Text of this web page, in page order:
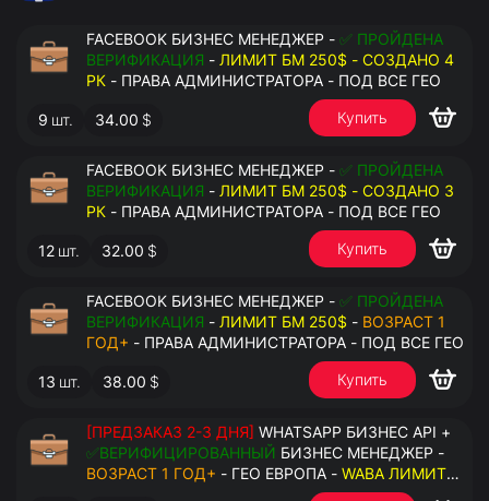
FACEBOOK БИЗНЕС МЕНЕДЖЕР - ✅ ПРОЙДЕНА
ВЕРИФИКАЦИЯ - ЛИМИТ БМ 250$ - СОЗДАНО 4
РК - ПРАВА АДМИНИСТРАТОРА - ПОД ВСЕ ГЕО
9 шт. 34.00 $ Купить
FACEBOOK БИЗНЕС МЕНЕДЖЕР - ✅ ПРОЙДЕНА
ВЕРИФИКАЦИЯ - ЛИМИТ БМ 250$ - СОЗДАНО 3
РК - ПРАВА АДМИНИСТРАТОРА - ПОД ВСЕ ГЕО
12 шт. 32.00 $ Купить
FACEBOOK БИЗНЕС МЕНЕДЖЕР - ✅ ПРОЙДЕНА
ВЕРИФИКАЦИЯ - ЛИМИТ БМ 250$ - ВОЗРАСТ 1
ГОД+ - ПРАВА АДМИНИСТРАТОРА - ПОД ВСЕ ГЕО
13 шт. 38.00 $ Купить
[ПРЕДЗАКАЗ 2-3 ДНЯ] WHATSAPP БИЗНЕС API +
✅ВЕРИФИЦИРОВАННЫЙ БИЗНЕС МЕНЕДЖЕР -
ВОЗРАСТ 1 ГОД+ - ГЕО ЕВРОПА - WABA ЛИМИТ
- ДОСТУПНО К ПРИВЯЗКЕ ДО 20